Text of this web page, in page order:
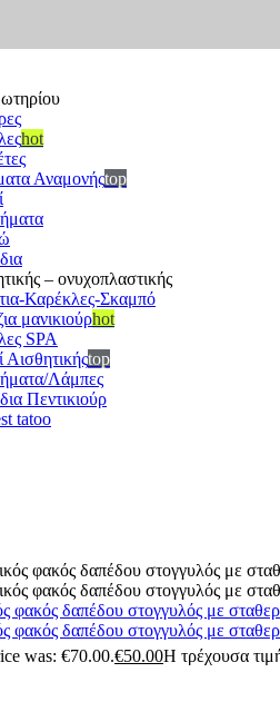
hot
Αναμονήςtop
– ονυχοπλαστικής
Καρέκλες-Σκαμπό
μανικιούρhot
SPA
Αισθητικήςtop
Λάμπες
Πεντικιούρ
tatoo
φακός δαπέδου στογγυλός με
φακός δαπέδου στογγυλός με
was: €70.00.€50.00Η τρέχουσα